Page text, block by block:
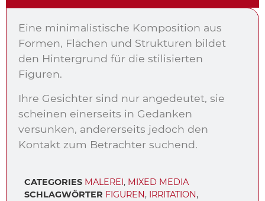
Eine minimalistische Komposition aus
Formen, Flächen und Strukturen bildet
den Hintergrund für die stilisierten
Figuren.
Ihre Gesichter sind nur angedeutet, sie
scheinen einerseits in Gedanken
versunken, andererseits jedoch den
Kontakt zum Betrachter suchend.
CATEGORIES MALEREI, MIXED MEDIA
SCHLAGWÖRTER FIGUREN, IRRITATION,